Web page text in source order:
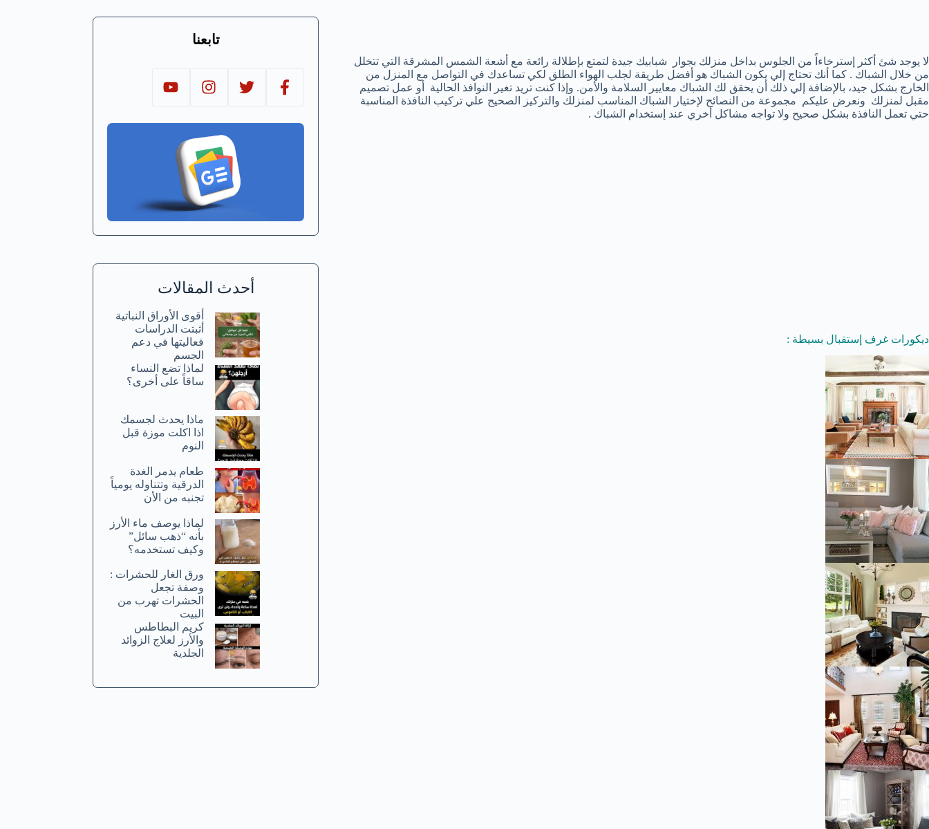
لا يوجد شئ أكثر إسترخاءاً من الجلوس بداخل منزلك بجوار شبابيك جيدة لتمتع بإطلالة رائعة مع أشعة الشمس المشرقة التي تتخلل
من خلال الشباك . كما أنك تحتاج إلي يكون الشباك هو أفضل طريقة لجلب الهواء الطلق لكي تساعدك في التواصل مع المنزل من
الخارج بشكل جيد، بالإضافة إلي ذلك أن يحقق لك الشباك معايير السلامة والأمن. وإذا كنت تريد تغير النوافذ الحالية أو عمل تصميم
مقبل لمنزلك ونعرض عليكم مجموعة من النصائح لإختيار الشباك المناسب لمنزلك والتركيز الصحيح علي تركيب النافذة المناسبة
حتي تعمل النافذة بشكل صحيح ولا تواجه مشاكل أخري عند إستخدام الشباك .
ديكورات غرف إستقبال بسيطة :
تابعنا
أحدث المقالات
أقوى الأوراق النباتية
أثبتت الدراسات
فعاليتها في دعم
الجسم
لماذا تضع النساء
ساقاً على أخرى؟
ماذا يحدث لجسمك
اذا اكلت موزة قبل
النوم
طعام يدمر الغدة
الدرقية وتتناوله يومياً
تجنبه من الأن
لماذا يوصف ماء الأرز
بأنه “ذهب سائل”
وكيف تستخدمه؟
ورق الغار للحشرات :
وصفة تجعل
الحشرات تهرب من
البيت
كريم البطاطس
والأرز لعلاج الزوائد
الجلدية